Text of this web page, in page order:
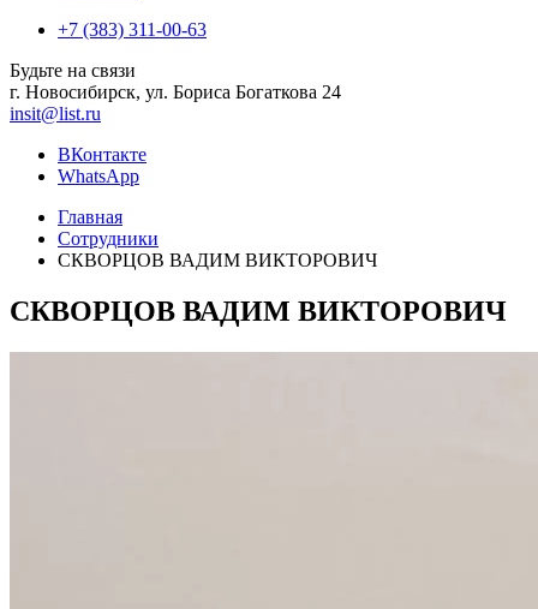
+7 (383) 311-00-63
Будьте на связи
г. Новосибирск, ул. Бориса Богаткова 24
insit@list.ru
ВКонтакте
WhatsApp
Главная
Сотрудники
СКВОРЦОВ ВАДИМ ВИКТОРОВИЧ
СКВОРЦОВ ВАДИМ ВИКТОРОВИЧ